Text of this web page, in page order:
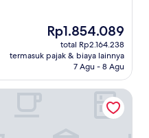
Harga
sekarang
Rp1.854.089
Rp1.854.089
total Rp2.164.238
termasuk pajak & biaya lainnya
7 Agu - 8 Agu